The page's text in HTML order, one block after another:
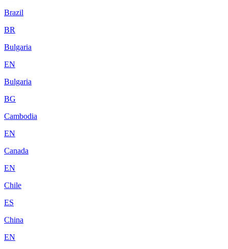
Brazil
BR
Bulgaria
EN
Bulgaria
BG
Cambodia
EN
Canada
EN
Chile
ES
China
EN